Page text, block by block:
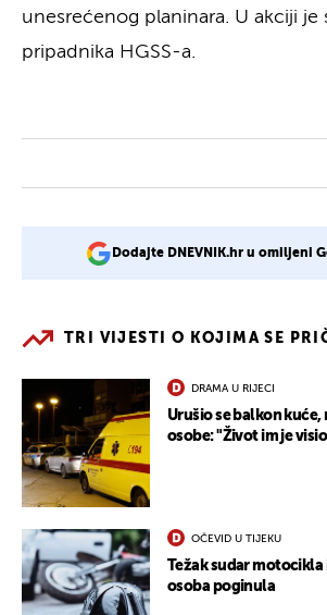
unesrećenog planinara. U akciji je
pripadnika HGSS-a.
Dodajte DNEVNIK.hr u omiljeni
TRI VIJESTI O KOJIMA SE
DRAMA U RIJECI
Urušio se balkon kuće,
osobe: "Život im je
OČEVID U TIJEKU
Težak sudar
osoba poginula